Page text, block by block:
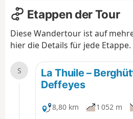
Etappen der Tour
Diese Wandertour ist auf
hier die Details für jede Etappe.
S
La Thuile –
Deffeyes
8,80 km 1 052 m